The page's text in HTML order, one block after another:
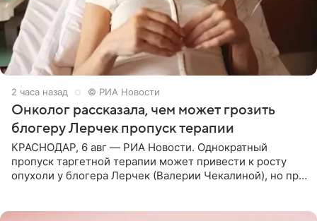
2 часа назад © РИА Новости
Онколог рассказала, чем может грозить
блогеру Лерчек пропуск терапии
КРАСНОДАР, 6 авг — РИА Новости. Однократный
пропуск таргетной терапии может привести к росту
опухоли у блогера Лерчек (Валерии Чекалиной), но при